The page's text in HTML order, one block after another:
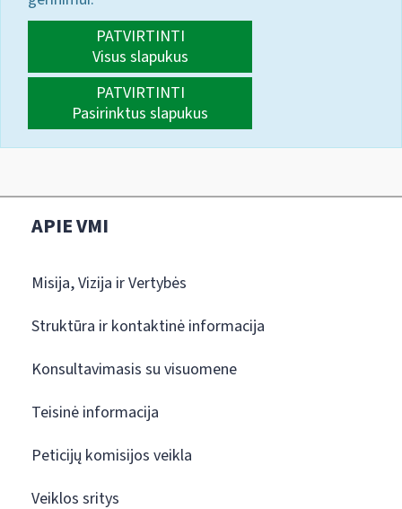
PATVIRTINTI
Visus slapukus
PATVIRTINTI
Pasirinktus slapukus
APIE VMI
Misija, Vizija ir Vertybės
Struktūra ir kontaktinė informacija
Konsultavimasis su visuomene
Teisinė informacija
Peticijų komisijos veikla
Veiklos sritys